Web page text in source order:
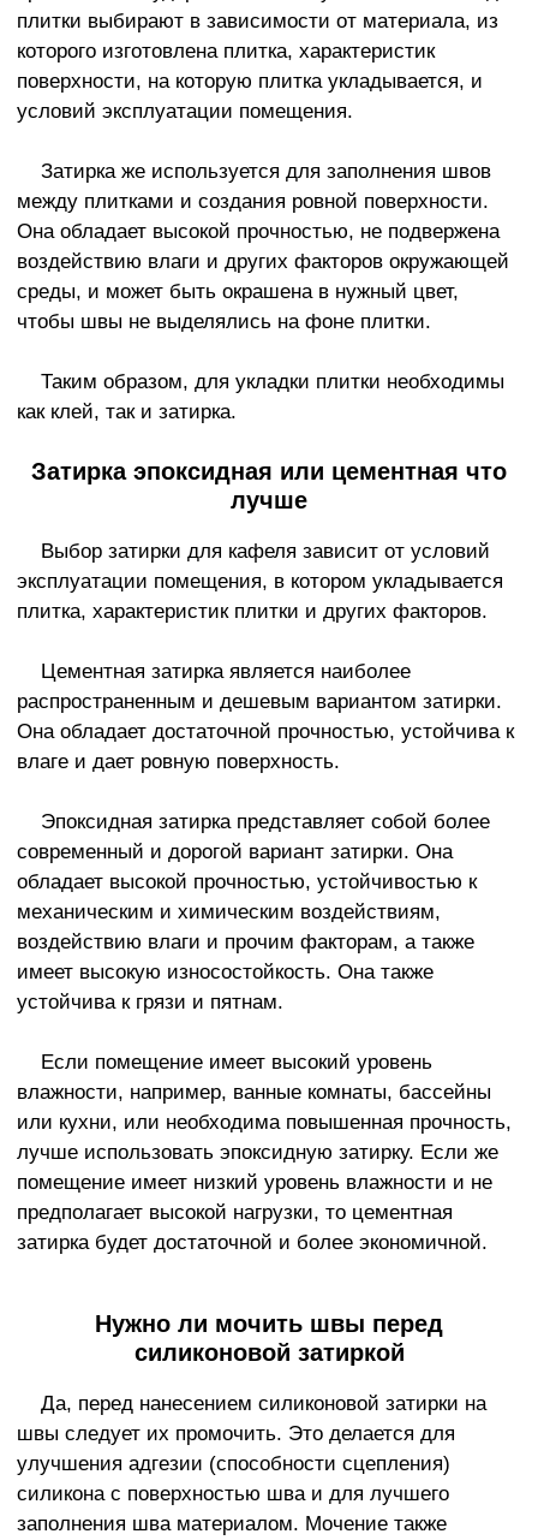
плитки выбирают в зависимости от материала, из
которого изготовлена плитка, характеристик
поверхности, на которую плитка укладывается, и
условий эксплуатации помещения.
Затирка же используется для заполнения швов
между плитками и создания ровной поверхности.
Она обладает высокой прочностью, не подвержена
воздействию влаги и других факторов окружающей
среды, и может быть окрашена в нужный цвет,
чтобы швы не выделялись на фоне плитки.
Таким образом, для укладки плитки необходимы
как клей, так и затирка.
Затирка эпоксидная или цементная что
лучше
Выбор затирки для кафеля зависит от условий
эксплуатации помещения, в котором укладывается
плитка, характеристик плитки и других факторов.
Цементная затирка является наиболее
распространенным и дешевым вариантом затирки.
Она обладает достаточной прочностью, устойчива к
влаге и дает ровную поверхность.
Эпоксидная затирка представляет собой более
современный и дорогой вариант затирки. Она
обладает высокой прочностью, устойчивостью к
механическим и химическим воздействиям,
воздействию влаги и прочим факторам, а также
имеет высокую износостойкость. Она также
устойчива к грязи и пятнам.
Если помещение имеет высокий уровень
влажности, например, ванные комнаты, бассейны
или кухни, или необходима повышенная прочность,
лучше использовать эпоксидную затирку. Если же
помещение имеет низкий уровень влажности и не
предполагает высокой нагрузки, то цементная
затирка будет достаточной и более экономичной.
Нужно ли мочить швы перед
силиконовой затиркой
Да, перед нанесением силиконовой затирки на
швы следует их промочить. Это делается для
улучшения адгезии (способности сцепления)
силикона с поверхностью шва и для лучшего
заполнения шва материалом. Мочение также